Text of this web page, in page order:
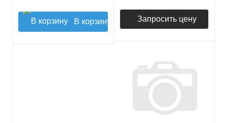
В корзину Запросить цену